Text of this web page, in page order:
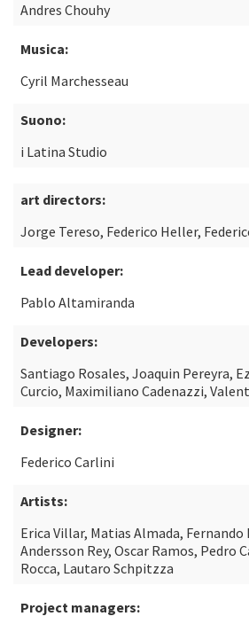
Andres Chouhy
Musica:
Cyril Marchesseau
Suono:
i Latina Studio
art directors:
Jorge Tereso, Federico Heller,
Lead developer:
Pablo Altamiranda
Developers:
Santiago Rosales, Joaquin Pereyra,
Curcio, Maximiliano Cadenazzi,
Designer:
Federico Carlini
Artists:
Erica Villar, Matias Almada, Fernando
Andersson Rey, Oscar Ramos, Pedro
Rocca, Lautaro Schpitzza
Project managers: